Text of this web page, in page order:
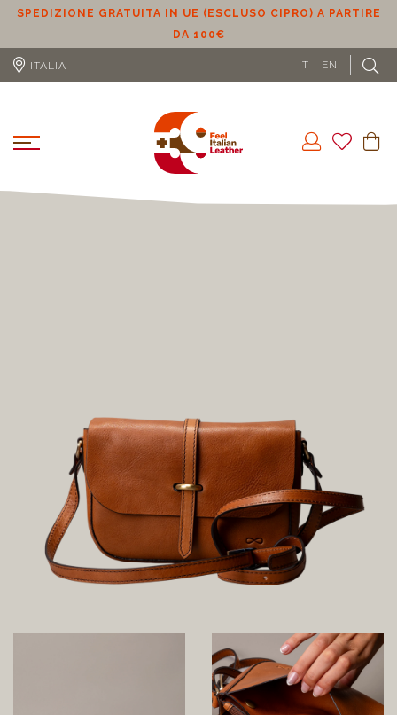
SPEDIZIONE GRATUITA IN UE (ESCLUSO CIPRO) A PARTIRE
DA 100€
ITALIA IT EN